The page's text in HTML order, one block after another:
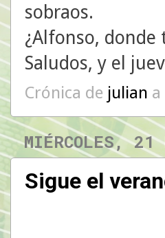
sobraos.
¿Alfonso, donde
Saludos, y el
Crónica de julian a
MIÉRCOLES,
Sigue el